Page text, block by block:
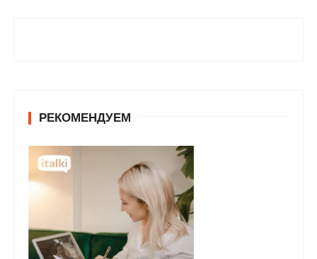
РЕКОМЕНДУЕМ